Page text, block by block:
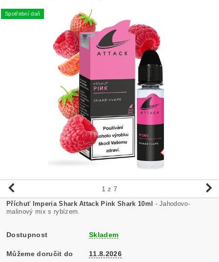
Spotřební daň
1 z 7
Příchuť Imperia Shark Attack Pink Shark 10ml - Jahodovo-
malinový mix s rybízem.
Dostupnost Skladem
Můžeme doručit do 11.8.2026